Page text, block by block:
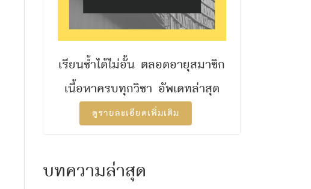
เรียนซ้ำได้ไม่อั้น ตลอดอายุสมาชิก
เนื้อหาครบทุกวิชา อัพเดทล่าสุด
ดูรายละเอียดเพิ่มเติม
บทความล่าสุด